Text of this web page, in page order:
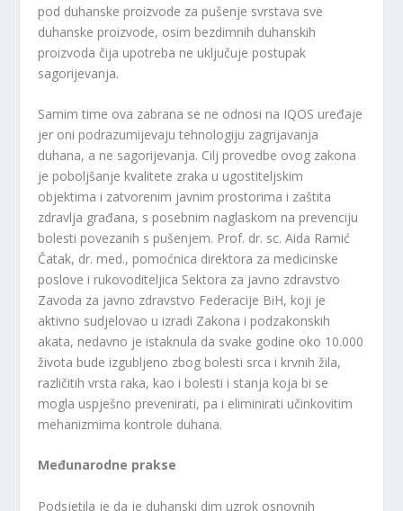
pod duhanske proizvode za pušenje svrstava sve
duhanske proizvode, osim bezdimnih duhanskih
proizvoda čija upotreba ne uključuje postupak
sagorijevanja.
Samim time ova zabrana se ne odnosi na IQOS uređaje
jer oni podrazumijevaju tehnologiju zagrijavanja
duhana, a ne sagorijevanja. Cilj provedbe ovog zakona
je poboljšanje kvalitete zraka u ugostiteljskim
objektima i zatvorenim javnim prostorima i zaštita
zdravlja građana, s posebnim naglaskom na prevenciju
bolesti povezanih s pušenjem. Prof. dr. sc. Aida Ramić
Čatak, dr. med., pomoćnica direktora za medicinske
poslove i rukovoditeljica Sektora za javno zdravstvo
Zavoda za javno zdravstvo Federacije BiH, koji je
aktivno sudjelovao u izradi Zakona i podzakonskih
akata, nedavno je istaknula da svake godine oko 10.000
života bude izgubljeno zbog bolesti srca i krvnih žila,
različitih vrsta raka, kao i bolesti i stanja koja bi se
mogla uspješno prevenirati, pa i eliminirati učinkovitim
mehanizmima kontrole duhana.
Međunarodne prakse
Podsjetila je da je duhanski dim uzrok osnovnih